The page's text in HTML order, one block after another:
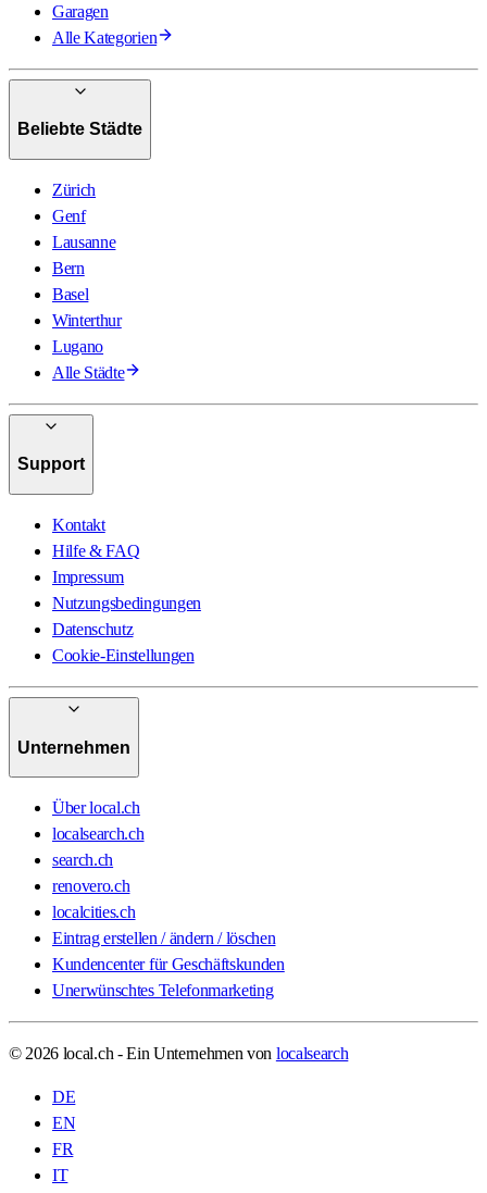
Garagen
Alle Kategorien
Beliebte Städte
Zürich
Genf
Lausanne
Bern
Basel
Winterthur
Lugano
Alle Städte
Support
Kontakt
Hilfe & FAQ
Impressum
Nutzungsbedingungen
Datenschutz
Cookie-Einstellungen
Unternehmen
Über local.ch
localsearch.ch
search.ch
renovero.ch
localcities.ch
Eintrag erstellen / ändern / löschen
Kundencenter für Geschäftskunden
Unerwünschtes Telefonmarketing
© 2026 local.ch - Ein Unternehmen von localsearch
DE
EN
FR
IT